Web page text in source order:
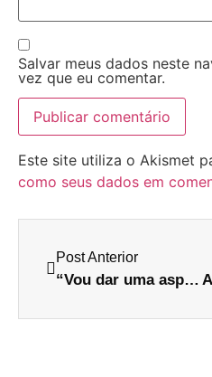
Salvar meus dados neste
vez que eu comentar.
Este site utiliza o Akismet
como seus dados em
Post Anterior
“Vou dar uma aspiradinha aqui e… OH WAIT”